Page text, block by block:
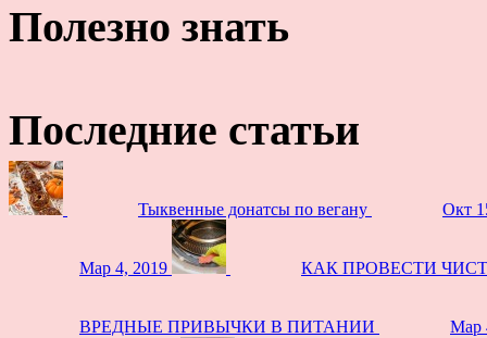
Полезно знать
Последние статьи
Тыквенные донатсы по вегану Окт
Мар 4, 2019 КАК ПРОВЕСТИ
ВРЕДНЫЕ ПРИВЫЧКИ В ПИТАНИИ Мар